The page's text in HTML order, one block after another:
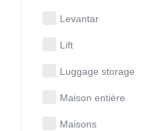
Levantar
Lift
Luggage storage
Maison entière
Maisons